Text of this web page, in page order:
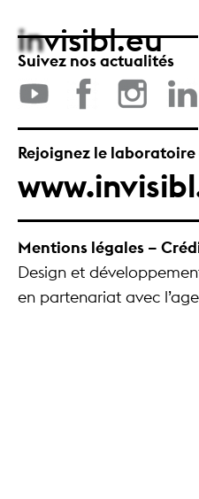
invisibl.eu
Suivez nos actualités
Rejoignez le
Mentions légales –
Design et
en partenariat avec